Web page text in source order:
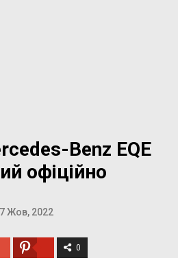
Benz EQE
офіційно
Жов, 2022
0